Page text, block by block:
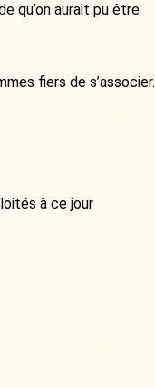
qu’on aurait pu être
fiers de s’associer.
à ce jour